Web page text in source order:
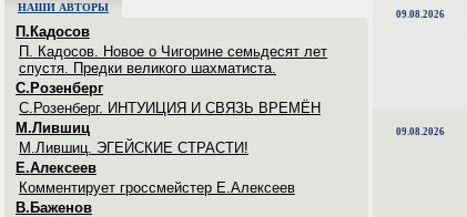
НАШИ АВТОРЫ
П.Кадосов
П. Кадосов. Новое о Чигорине семьдесят лет
спустя. Предки великого шахматиста.
С.Розенберг
C.Розенберг. ИНТУИЦИЯ И СВЯЗЬ ВРЕМЁН
М.Лившиц
М.Лившиц. ЭГЕЙСКИЕ СТРАСТИ!
Е.Алексеев
Комментирует гроссмейстер Е.Алексеев
В.Баженов
09.08.2026
09.08.2026